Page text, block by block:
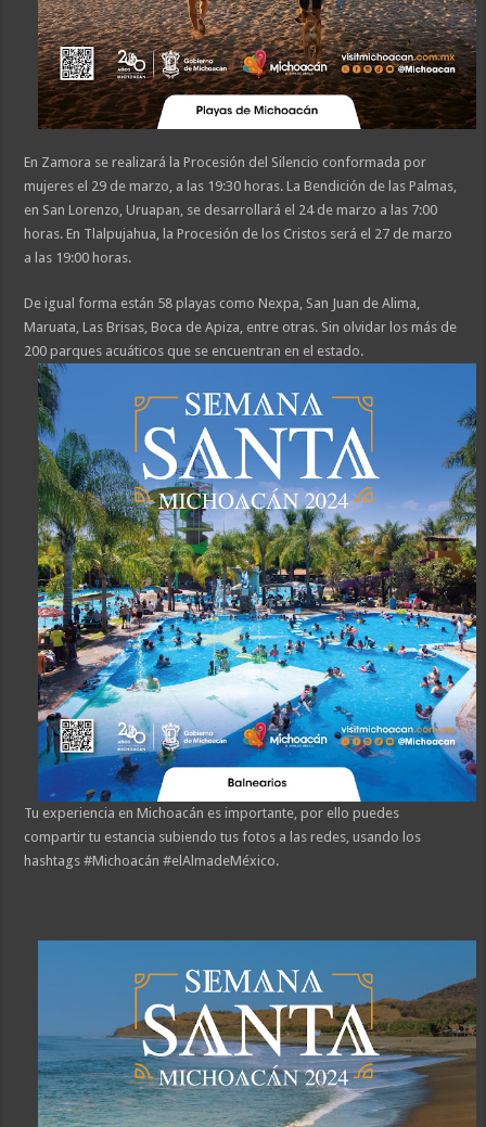
En Zamora se realizará la Procesión del Silencio conformada por
mujeres el 29 de marzo, a las 19:30 horas. La Bendición de las Palmas,
en San Lorenzo, Uruapan, se desarrollará el 24 de marzo a las 7:00
horas. En Tlalpujahua, la Procesión de los Cristos será el 27 de marzo
a las 19:00 horas.
De igual forma están 58 playas como Nexpa, San Juan de Alima,
Maruata, Las Brisas, Boca de Apiza, entre otras. Sin olvidar los más de
200 parques acuáticos que se encuentran en el estado.
Tu experiencia en Michoacán es importante, por ello puedes
compartir tu estancia subiendo tus fotos a las redes, usando los
hashtags #Michoacán #elAlmadeMéxico.